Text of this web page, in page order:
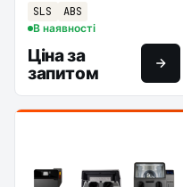
SLS ABS
В наявності
Ціна за
запитом